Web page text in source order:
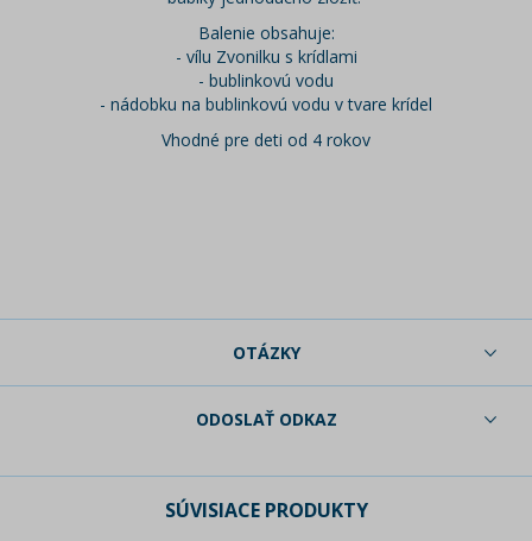
Balenie obsahuje:
- vílu Zvonilku s krídlami
- bublinkovú vodu
- nádobku na bublinkovú vodu v tvare krídel
Vhodné pre deti od 4 rokov
OTÁZKY
ODOSLAŤ ODKAZ
SÚVISIACE PRODUKTY